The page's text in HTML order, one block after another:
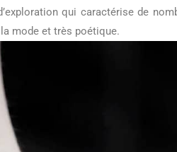
qui caractérise de
mode et très poétique.